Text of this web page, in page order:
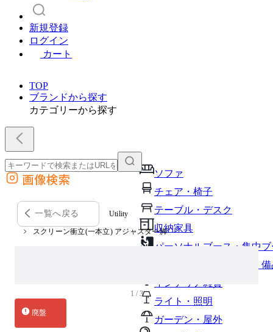
新規登録
ログイン
カート
TOP
ブランドから探す
カテゴリーから探す
ソファ
チェア・椅子
テーブル・デスク
収納家具
パーソナルブース・集中
オフィスアクセサリー・
インテリア雑貨
ライト・照明
ガーデン・屋外
外部サイトの商品をカートに追加
他のサイトで見つけた商品ページのURLを貼り付けて、カートに追加できます
画像検索
一覧へ戻る Utility
スクリーン衝立(一本立) アジャスター脚
1 / 3
廃盤